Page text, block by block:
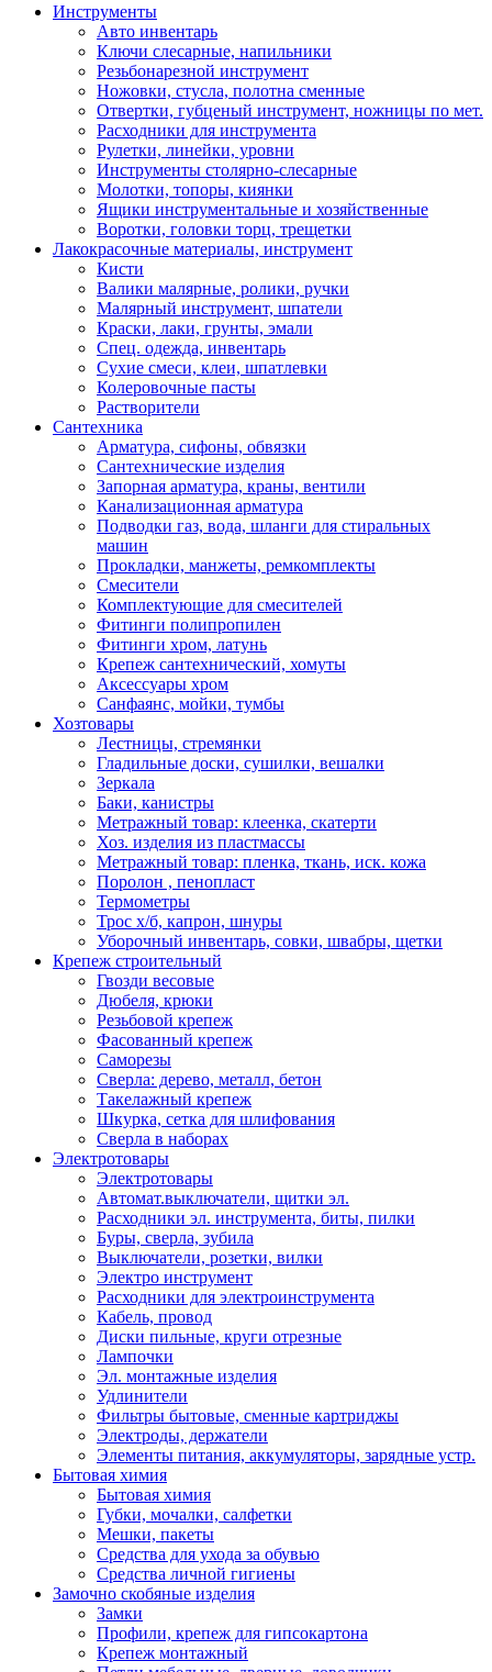
Инструменты
Авто инвентарь
Ключи слесарные, напильники
Резьбонарезной инструмент
Ножовки, стусла, полотна сменные
Отвертки, губценый инструмент, ножницы по мет.
Расходники для инструмента
Рулетки, линейки, уровни
Инструменты столярно-слесарные
Молотки, топоры, киянки
Ящики инструментальные и хозяйственные
Воротки, головки торц, трещетки
Лакокрасочные материалы, инструмент
Кисти
Валики малярные, ролики, ручки
Малярный инструмент, шпатели
Краски, лаки, грунты, эмали
Спец. одежда, инвентарь
Сухие смеси, клеи, шпатлевки
Колеровочные пасты
Растворители
Сантехника
Арматура, сифоны, обвязки
Сантехнические изделия
Запорная арматура, краны, вентили
Канализационная арматура
Подводки газ, вода, шланги для стиральных
машин
Прокладки, манжеты, ремкомплекты
Смесители
Комплектующие для смесителей
Фитинги полипропилен
Фитинги хром, латунь
Крепеж сантехнический, хомуты
Аксессуары хром
Санфаянс, мойки, тумбы
Хозтовары
Лестницы, стремянки
Гладильные доски, сушилки, вешалки
Зеркала
Баки, канистры
Метражный товар: клеенка, скатерти
Хоз. изделия из пластмассы
Метражный товар: пленка, ткань, иск. кожа
Поролон , пенопласт
Термометры
Трос х/б, капрон, шнуры
Уборочный инвентарь, совки, швабры, щетки
Крепеж строительный
Гвозди весовые
Дюбеля, крюки
Резьбовой крепеж
Фасованный крепеж
Саморезы
Сверла: дерево, металл, бетон
Такелажный крепеж
Шкурка, сетка для шлифования
Сверла в наборах
Электротовары
Электротовары
Автомат.выключатели, щитки эл.
Расходники эл. инструмента, биты, пилки
Буры, сверла, зубила
Выключатели, розетки, вилки
Электро инструмент
Расходники для электроинструмента
Кабель, провод
Диски пильные, круги отрезные
Лампочки
Эл. монтажные изделия
Удлинители
Фильтры бытовые, сменные картриджы
Электроды, держатели
Элементы питания, аккумуляторы, зарядные устр.
Бытовая химия
Бытовая химия
Губки, мочалки, салфетки
Мешки, пакеты
Средства для ухода за обувью
Средства личной гигиены
Замочно скобяные изделия
Замки
Профили, крепеж для гипсокартона
Крепеж монтажный